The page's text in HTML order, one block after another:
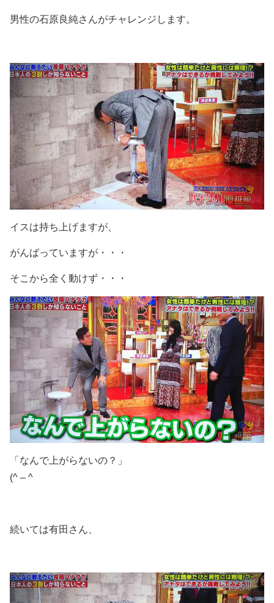
男性の石原良純さんがチャレンジします。
イスは持ち上げますが、
がんばっていますが・・・
そこから全く動けず・・・
「なんで上がらないの？」
(^ – ^
続いては有田さん、